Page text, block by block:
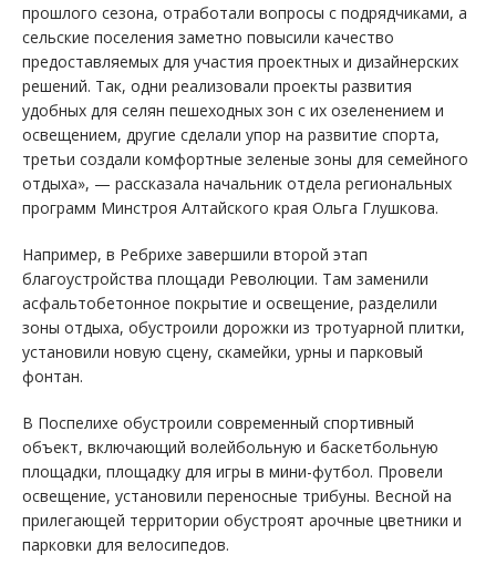
прошлого сезона, отработали вопросы с подрядчиками, а
сельские поселения заметно повысили качество
предоставляемых для участия проектных и дизайнерских
решений. Так, одни реализовали проекты развития
удобных для селян пешеходных зон с их озеленением и
освещением, другие сделали упор на развитие спорта,
третьи создали комфортные зеленые зоны для семейного
отдыха», — рассказала начальник отдела региональных
программ Минстроя Алтайского края Ольга Глушкова.
Например, в Ребрихе завершили второй этап
благоустройства площади Революции. Там заменили
асфальтобетонное покрытие и освещение, разделили
зоны отдыха, обустроили дорожки из тротуарной плитки,
установили новую сцену, скамейки, урны и парковый
фонтан.
В Поспелихе обустроили современный спортивный
объект, включающий волейбольную и баскетбольную
площадки, площадку для игры в мини-футбол. Провели
освещение, установили переносные трибуны. Весной на
прилегающей территории обустроят арочные цветники и
парковки для велосипедов.